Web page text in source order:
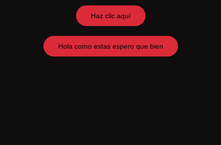
Haz clic aquí
Hola como estas espero que bien